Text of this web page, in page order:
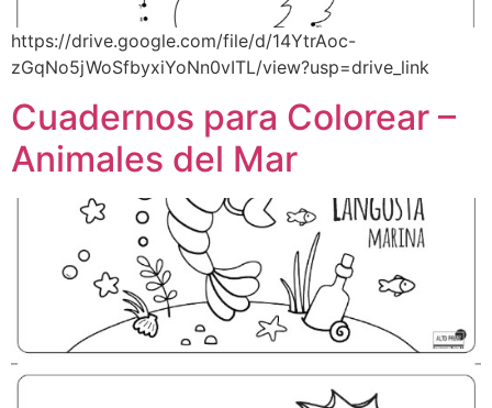
https://drive.google.com/file/d/14YtrAoc-
zGqNo5jWoSfbyxiYoNn0vITL/view?usp=drive_link
Cuadernos para Colorear –
Animales del Mar